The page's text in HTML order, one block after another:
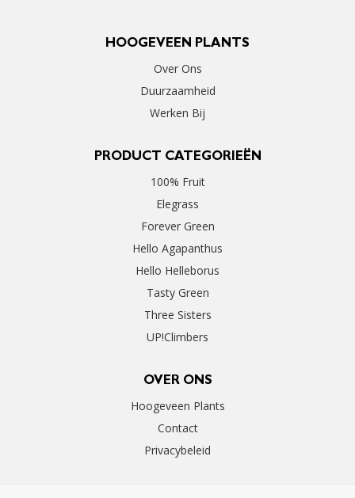
HOOGEVEEN PLANTS
Over Ons
Duurzaamheid
Werken Bij
PRODUCT CATEGORIEËN
100% Fruit
Elegrass
Forever Green
Hello Agapanthus
Hello Helleborus
Tasty Green
Three Sisters
UP!Climbers
OVER ONS
Hoogeveen Plants
Contact
Privacybeleid